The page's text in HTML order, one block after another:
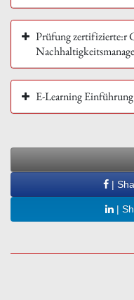
Prüfung zertifizierte:r
E-Learning
|
|